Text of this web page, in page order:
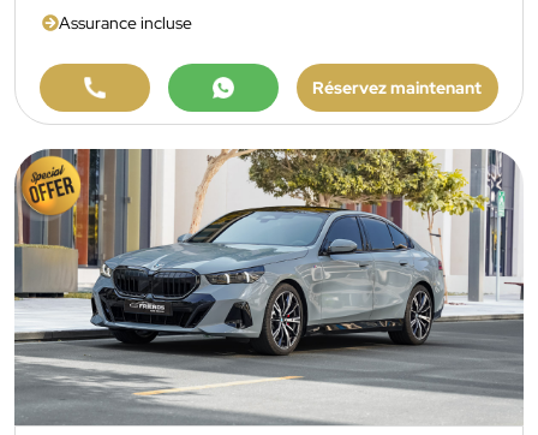
Assurance incluse
Réservez maintenant